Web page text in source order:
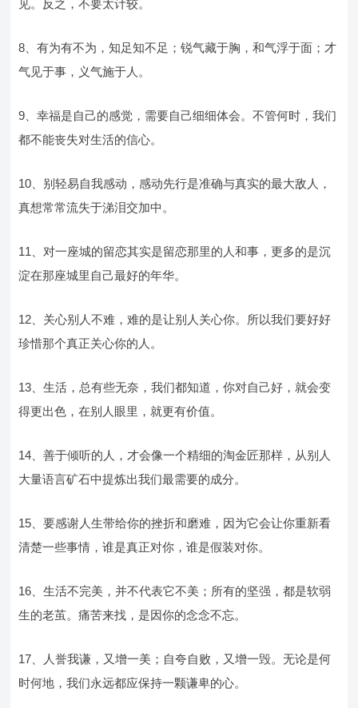
见。反之，不要太计较。
8、有为有不为，知足知不足；锐气藏于胸，和气浮于面；才
气见于事，义气施于人。
9、幸福是自己的感觉，需要自己细细体会。不管何时，我们
都不能丧失对生活的信心。
10、别轻易自我感动，感动先行是准确与真实的最大敌人，
真想常常流失于涕泪交加中。
11、对一座城的留恋其实是留恋那里的人和事，更多的是沉
淀在那座城里自己最好的年华。
12、关心别人不难，难的是让别人关心你。所以我们要好好
珍惜那个真正关心你的人。
13、生活，总有些无奈，我们都知道，你对自己好，就会变
得更出色，在别人眼里，就更有价值。
14、善于倾听的人，才会像一个精细的淘金匠那样，从别人
大量语言矿石中提炼出我们最需要的成分。
15、要感谢人生带给你的挫折和磨难，因为它会让你重新看
清楚一些事情，谁是真正对你，谁是假装对你。
16、生活不完美，并不代表它不美；所有的坚强，都是软弱
生的老茧。痛苦来找，是因你的念念不忘。
17、人誉我谦，又增一美；自夸自败，又增一毁。无论是何
时何地，我们永远都应保持一颗谦卑的心。